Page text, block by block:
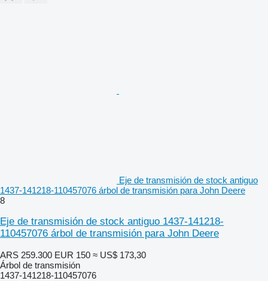
Eje de transmisión de stock antiguo
1437-141218-110457076 árbol de transmisión para John Deere
8
Eje de transmisión de stock antiguo 1437-141218-
110457076 árbol de transmisión para John Deere
ARS 259.300 EUR 150 ≈ US$ 173,30
Árbol de transmisión
1437-141218-110457076